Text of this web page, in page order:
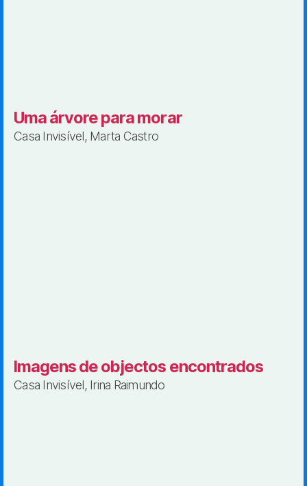
Uma árvore para morar
Casa Invisível, Marta Castro
Imagens de objectos encontrados
Casa Invisível, Irina Raimundo